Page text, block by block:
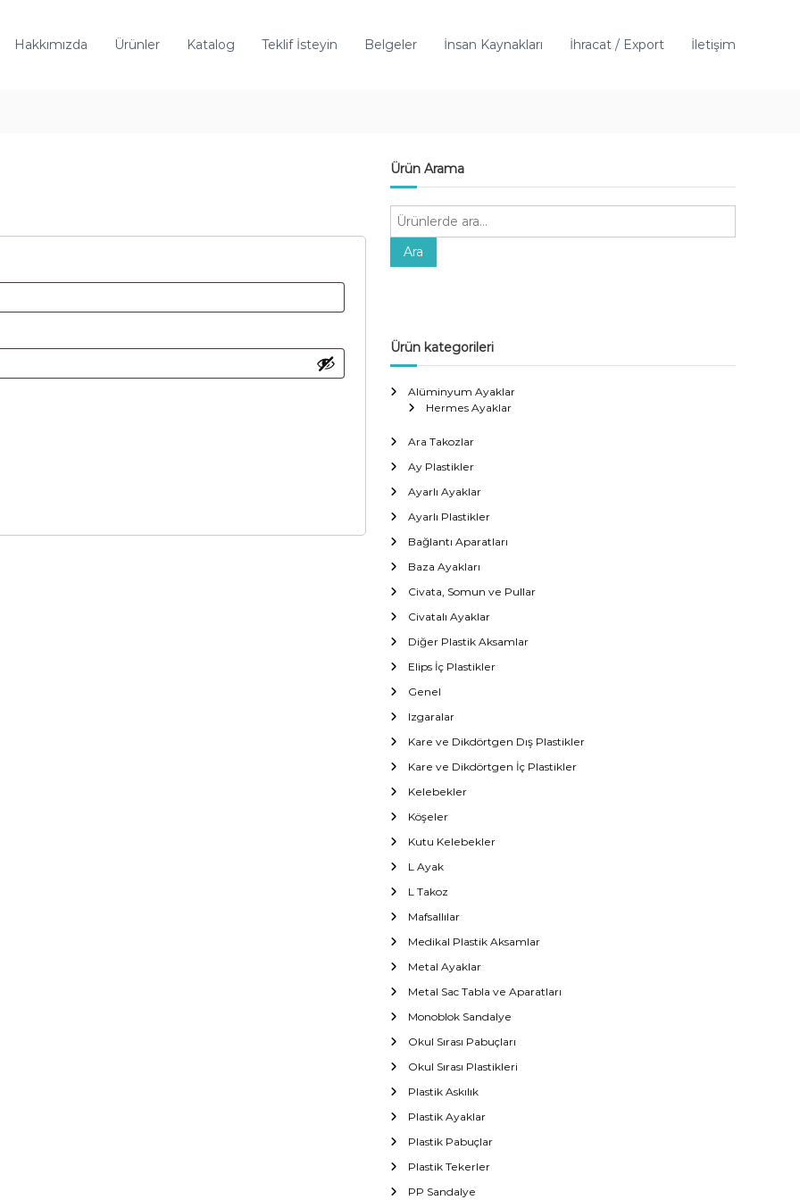
Hakkımızda Ürünler Katalog Teklif İsteyin Belgeler İnsan Kaynakları İhracat / Export İletişim
Ürün Arama
A
:
Ara
Ürün kategorileri
Alüminyum Ayaklar
Hermes Ayaklar
Ara Takozlar
Ay Plastikler
Ayarlı Ayaklar
Ayarlı Plastikler
Bağlantı Aparatları
Baza Ayakları
Civata, Somun ve Pullar
Civatalı Ayaklar
Diğer Plastik Aksamlar
Elips İç Plastikler
Genel
Izgaralar
Kare ve Dikdörtgen Dış Plastikler
Kare ve Dikdörtgen İç Plastikler
Kelebekler
Köşeler
Kutu Kelebekler
L Ayak
L Takoz
Mafsallılar
Medikal Plastik Aksamlar
Metal Ayaklar
Metal Sac Tabla ve Aparatları
Monoblok Sandalye
Okul Sırası Pabuçları
Okul Sırası Plastikleri
Plastik Askılık
Plastik Ayaklar
Plastik Pabuçlar
Plastik Tekerler
PP Sandalye